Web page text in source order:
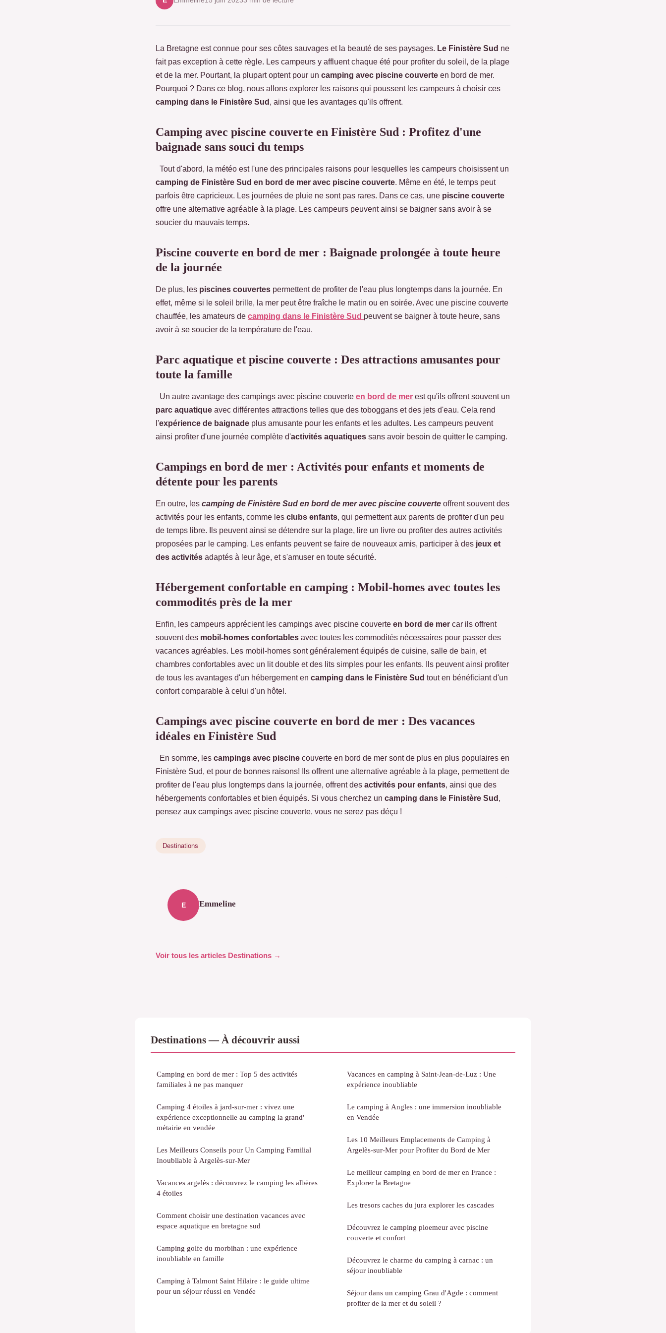
La Bretagne est connue pour ses côtes sauvages et la beauté de ses paysages. Le Finistère Sud ne
fait pas exception à cette règle. Les campeurs y affluent chaque été pour profiter du soleil, de la plage
et de la mer. Pourtant, la plupart optent pour un camping avec piscine couverte en bord de mer.
Pourquoi ? Dans ce blog, nous allons explorer les raisons qui poussent les campeurs à choisir ces
camping dans le Finistère Sud , ainsi que les avantages qu'ils offrent.
Camping avec piscine couverte en Finistère Sud : Profitez d'une
baignade sans souci du temps
Tout d'abord, la météo est l'une des principales raisons pour lesquelles les campeurs choisissent un
camping de Finistère Sud en bord de mer avec piscine couverte. Même en été, le temps peut
parfois être capricieux. Les journées de pluie ne sont pas rares. Dans ce cas, une piscine couverte
offre une alternative agréable à la plage. Les campeurs peuvent ainsi se baigner sans avoir à se
soucier du mauvais temps.
Piscine couverte en bord de mer : Baignade prolongée à toute heure
de la journée
De plus, les piscines couvertes permettent de profiter de l'eau plus longtemps dans la journée. En
effet, même si le soleil brille, la mer peut être fraîche le matin ou en soirée. Avec une piscine couverte
chauffée, les amateurs de camping dans le Finistère Sud peuvent se baigner à toute heure, sans
avoir à se soucier de la température de l'eau.
Parc aquatique et piscine couverte : Des attractions amusantes pour
toute la famille
Un autre avantage des campings avec piscine couverte en bord de mer est qu'ils offrent souvent un
parc aquatique avec différentes attractions telles que des toboggans et des jets d'eau. Cela rend
l'expérience de baignade plus amusante pour les enfants et les adultes. Les campeurs peuvent
ainsi profiter d'une journée complète d'activités aquatiques sans avoir besoin de quitter le camping.
Campings en bord de mer : Activités pour enfants et moments de
détente pour les parents
En outre, les camping de Finistère Sud en bord de mer avec piscine couverte offrent souvent des
activités pour les enfants, comme les clubs enfants, qui permettent aux parents de profiter d'un peu
de temps libre. Ils peuvent ainsi se détendre sur la plage, lire un livre ou profiter des autres activités
proposées par le camping. Les enfants peuvent se faire de nouveaux amis, participer à des jeux et
des activités adaptés à leur âge, et s'amuser en toute sécurité.
Hébergement confortable en camping : Mobil-homes avec toutes les
commodités près de la mer
Enfin, les campeurs apprécient les campings avec piscine couverte en bord de mer car ils offrent
souvent des mobil-homes confortables avec toutes les commodités nécessaires pour passer des
vacances agréables. Les mobil-homes sont généralement équipés de cuisine, salle de bain, et
chambres confortables avec un lit double et des lits simples pour les enfants. Ils peuvent ainsi profiter
de tous les avantages d'un hébergement en camping dans le Finistère Sud tout en bénéficiant d'un
confort comparable à celui d'un hôtel.
Campings avec piscine couverte en bord de mer : Des vacances
idéales en Finistère Sud
En somme, les campings avec piscine couverte en bord de mer sont de plus en plus populaires en
Finistère Sud, et pour de bonnes raisons! Ils offrent une alternative agréable à la plage, permettent de
profiter de l'eau plus longtemps dans la journée, offrent des activités pour enfants, ainsi que des
hébergements confortables et bien équipés. Si vous cherchez un camping dans le Finistère Sud ,
pensez aux campings avec piscine couverte, vous ne serez pas déçu !
Destinations
E Emmeline
Voir tous les articles Destinations →
Destinations — À découvrir aussi
Camping en bord de mer : Top 5 des activités
familiales à ne pas manquer
Camping 4 étoiles à jard-sur-mer : vivez une
expérience exceptionnelle au camping la grand'
métairie en vendée
Les Meilleurs Conseils pour Un Camping Familial
Inoubliable à Argelès-sur-Mer
Vacances argelès : découvrez le camping les albères
4 étoiles
Comment choisir une destination vacances avec
espace aquatique en bretagne sud
Camping golfe du morbihan : une expérience
inoubliable en famille
Camping à Talmont Saint Hilaire : le guide ultime
pour un séjour réussi en Vendée
Vacances en camping à Saint-Jean-de-Luz : Une
expérience inoubliable
Le camping à Angles : une immersion inoubliable
en Vendée
Les 10 Meilleurs Emplacements de Camping à
Argelès-sur-Mer pour Profiter du Bord de Mer
Le meilleur camping en bord de mer en France :
Explorer la Bretagne
Les tresors caches du jura explorer les cascades
Découvrez le camping ploemeur avec piscine
couverte et confort
Découvrez le charme du camping à carnac : un
séjour inoubliable
Séjour dans un camping Grau d'Agde : comment
profiter de la mer et du soleil ?